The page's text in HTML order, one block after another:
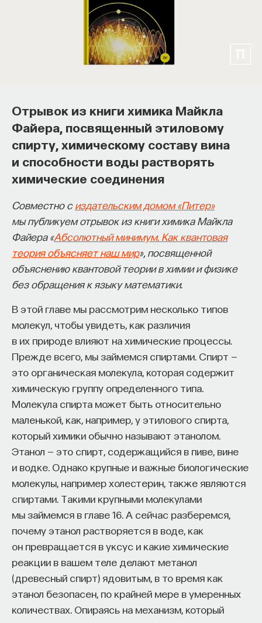
Отрывок из книги химика Майкла
Файера, посвященный этиловому
спирту, химическому составу вина
и способности воды растворять
химические соединения
Совместно сиздательским домом «Питер»
мы публикуем отрывок из книги химика Майкла
Файера «Абсолютный минимум. Как квантовая
теория объясняет наш мир», посвященной
объяснению квантовой теории в химии и физике
без обращения к языку математики.
В этой главе мы рассмотрим несколько типов
молекул, чтобы увидеть, как различия
в их природе влияют на химические процессы.
Прежде всего, мы займемся спиртами. Спирт —
это органическая молекула, которая содержит
химическую группу определенного типа.
Молекула спирта может быть относительно
маленькой, как, например, у этилового спирта,
который химики обычно называют этанолом.
Этанол — это спирт, содержащийся в пиве, вине
и водке. Однако крупные и важные биологические
молекулы, например холестерин, также являются
спиртами. Такими крупными молекулами
мы займемся в главе 16. А сейчас разберемся,
почему этанол растворяется в воде, как
он превращается в уксус и какие химические
реакции в вашем теле делают метанол
(древесный спирт) ядовитым, в то время как
этанол безопасен, по крайней мере в умеренных
количествах. Опираясь на механизм, который